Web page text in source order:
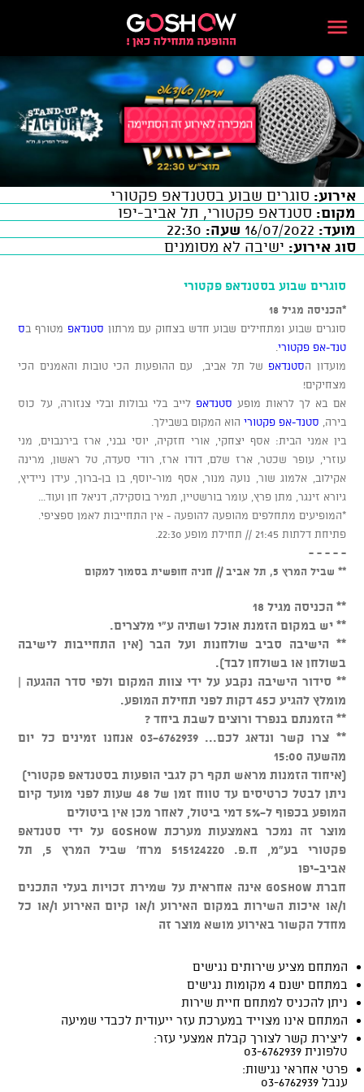
אירוע: סוגרים שבוע בסטנדאפ פקטורי
מקום: סטנדאפ פקטורי, תל אביב-יפו
מועד:
שעה:
סוג אירוע: ישיבה לא מסומנים
סוגרים שבוע בסטנדאפ פקטורי
*הכניסה מגיל 18
סוגרים שבוע ומתחילים שבוע חדש בצחוק עם מרתון סטנדאפ מטורף בס
טנד-אפ פקטורי
מועדון הסטנדאפ של תל אביב, עם ההופעות הכי טובות והאמנים הכי
מצחיקים!
אם בא לך לראות מופע סטנדאפ לייב בלי גבולות ובלי צנזורה, על כוס
בירה, סטנד-אפ פקטורי הוא המקום בשבילך.
בין אמני הבית: אסף יצחקי, אורי חזקיה, יוסי גבני, ארז בירנבוים, מני
עוזרי, עופר שכטר, ארז שלם, דודו ארז, רודי סעדה, טל ראשון, מרינה
אקילוב, אלמוג שור, נועה מנור, אסף מור-יוסף, בן בן-ברוך, עידן ניידיץ,
גיורא זינגר, מתן פרץ, עומר בורשטיין, תמיר בוסקילה, דניאל חן ועוד...
*המופיעים מתחלפים מהופעה להופעה - אין התחייבות לאמן ספציפי.
פתיחת דלתות 21:45 // תחילת מופע 22:30.
- - - - -
** שביל המרץ 5, תל אביב // חניה חופשית בסמוך למקום
** הכניסה מגיל 18
** יש במקום הזמנת אוכל ושתיה ע"י מלצרים.
** הישיבה סביב שולחנות ועל הבר (אין התחייבות לישיבה
בשולחן או בשולחן לבד).
** סידור הישיבה נקבע על ידי צוות המקום ולפי סדר ההגעה |
מומלץ להגיע כ45 דקות לפני תחילת המופע.
** הזמנתם בנפרד ורוצים לשבת ביחד ?
** צרו קשר ונדאג לכם... 03-6762939 אנחנו זמינים כל יום
מהשעה 15:00
(איחוד הזמנות מראש תקף רק לגבי הופעות בסטנדאפ פקטורי)
ניתן לבטל כרטיסים עד טווח זמן של 48 שעות לפני מועד קיום
המופע בכפוף ל-5% דמי ביטול, לאחר מכן אין ביטולים
מוצר זה נמכר באמצעות מערכת GOSHOW על ידי סטנדאפ
פקטורי בע"מ, ח.פ. 515124220 מרח' שביל המרץ 5, תל
אביב-יפו
חברת GOSHOW אינה אחראית על שמירת זכויות בעלי התכנים
ו/או איכות השירות במקום האירוע ו/או קיום האירוע ו/או כל
מחדל הקשור באירוע מושא מוצר זה
המתחם מציע שירותים נגישים
במתחם ישנם 4 מקומות נגישים
ניתן להכניס למתחם חיית שירות
המתחם אינו מצוייד במערכת עזר ייעודית לכבדי שמיעה
ליצירת קשר לצורך קבלת אמצעי עזר:
טלפונית 03-6762939
פרטי אחראי נגישות:
ענבל 03-6762939